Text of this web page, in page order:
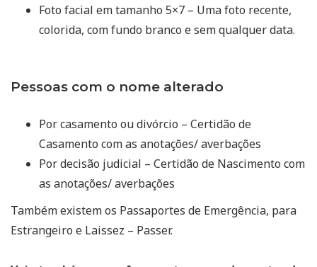
Foto facial em tamanho 5×7 – Uma foto recente,
colorida, com fundo branco e sem qualquer data.
Pessoas com o nome alterado
Por casamento ou divórcio – Certidão de
Casamento com as anotações/ averbações
Por decisão judicial – Certidão de Nascimento com
as anotações/ averbações
Também existem os Passaportes de Emergência, para
Estrangeiro e Laissez – Passer.